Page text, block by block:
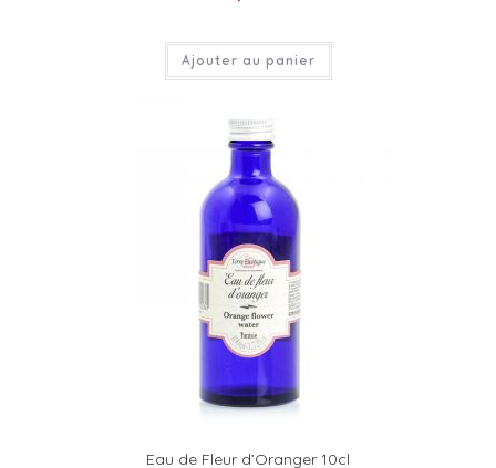
Ajouter au panier
Eau de Fleur d’Oranger 10cl